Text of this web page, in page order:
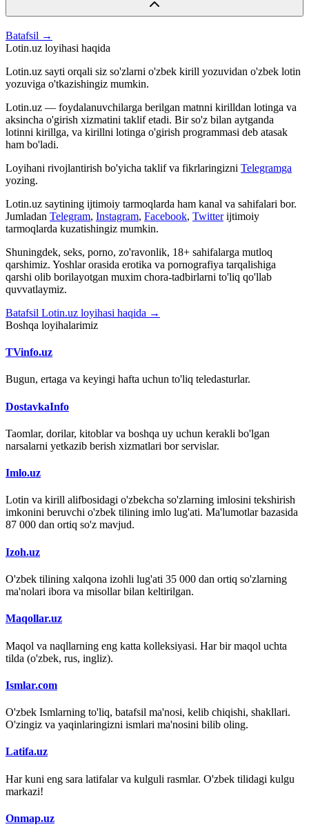
Batafsil →
Lotin.uz loyihasi haqida
Lotin.uz sayti orqali siz so'zlarni o'zbek kirill yozuvidan o'zbek lotin
yozuviga o'tkazishingiz mumkin.
Lotin.uz — foydalanuvchilarga berilgan matnni kirilldan lotinga va
aksincha o'girish xizmatini taklif etadi. Bir so'z bilan aytganda
lotinni kirillga, va kirillni lotinga o'girish programmasi deb atasak
ham bo'ladi.
Loyihani rivojlantirish bo'yicha taklif va fikrlaringizni Telegramga
yozing.
Lotin.uz saytining ijtimoiy tarmoqlarda ham kanal va sahifalari bor.
Jumladan Telegram, Instagram, Facebook, Twitter ijtimoiy
tarmoqlarda kuzatishingiz mumkin.
Shuningdek, seks, porno, zo'ravonlik, 18+ sahifalarga mutloq
qarshimiz. Yoshlar orasida erotika va pornografiya tarqalishiga
qarshi olib borilayotgan muxim chora-tadbirlarni to'liq qo'llab
quvvatlaymiz.
Batafsil Lotin.uz loyihasi haqida →
Boshqa loyihalarimiz
TVinfo.uz
Bugun, ertaga va keyingi hafta uchun to'liq teledasturlar.
DostavkaInfo
Taomlar, dorilar, kitoblar va boshqa uy uchun kerakli bo'lgan
narsalarni yetkazib berish xizmatlari bor servislar.
Imlo.uz
Lotin va kirill alifbosidagi o'zbekcha so'zlarning imlosini tekshirish
imkonini beruvchi o'zbek tilining imlo lug'ati. Ma'lumotlar bazasida
87 000 dan ortiq so'z mavjud.
Izoh.uz
O'zbek tilining xalqona izohli lug'ati 35 000 dan ortiq so'zlarning
ma'nolari ibora va misollar bilan keltirilgan.
Maqollar.uz
Maqol va naqllarning eng katta kolleksiyasi. Har bir maqol uchta
tilda (o'zbek, rus, ingliz).
Ismlar.com
O'zbek Ismlarning to'liq, batafsil ma'nosi, kelib chiqishi, shakllari.
O'zingiz va yaqinlaringizni ismlari ma'nosini bilib oling.
Latifa.uz
Har kuni eng sara latifalar va kulguli rasmlar. O'zbek tilidagi kulgu
markazi!
Onmap.uz